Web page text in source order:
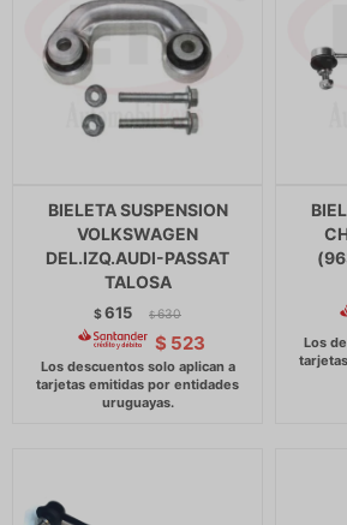
BIELETA SUSPENSION
VOLKSWAGEN
DEL.IZQ.AUDI-PASSAT
TALOSA
$615 $ 630
$ 523